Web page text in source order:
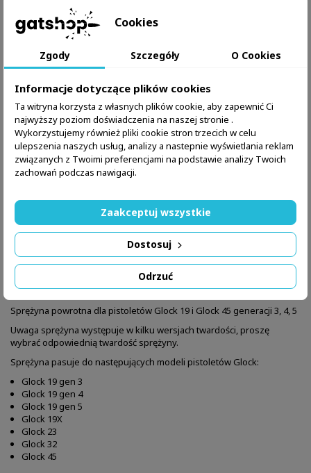
39,99 zł Brutto
Ilość
W magazynie: 2 Przedmioty
Zapytaj o produkt przez WhatsApp
SZCZEGÓŁY PRODUKTU
Sprężyna powrotna dla pistoletów Glock 19 i Glock 45 generacji 3, 4, 5
Uwaga sprężyna występuje w kilku wersjach twardości, proszę
wybrać odpowiednią twardość sprężyny.
Sprężyna pasuje do następujących modeli pistoletów Glock:
Glock 19 gen 3
Glock 19 gen 4
Glock 19 gen 5
Glock 19X
Glock 23
Glock 32
Glock 45
Cookies
Zgody Szczegóły O Cookies
Informacje dotyczące plików cookies
Ta witryna korzysta z własnych plików cookie, aby zapewnić Ci
najwyższy poziom doświadczenia na naszej stronie .
Wykorzystujemy również pliki cookie stron trzecich w celu
ulepszenia naszych usług, analizy a nastepnie wyświetlania reklam
związanych z Twoimi preferencjami na podstawie analizy Twoich
zachowań podczas nawigacji.
Odrzuć
Dostosuj
Zaakceptuj wszystkie